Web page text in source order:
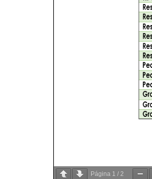
Página 1 /2